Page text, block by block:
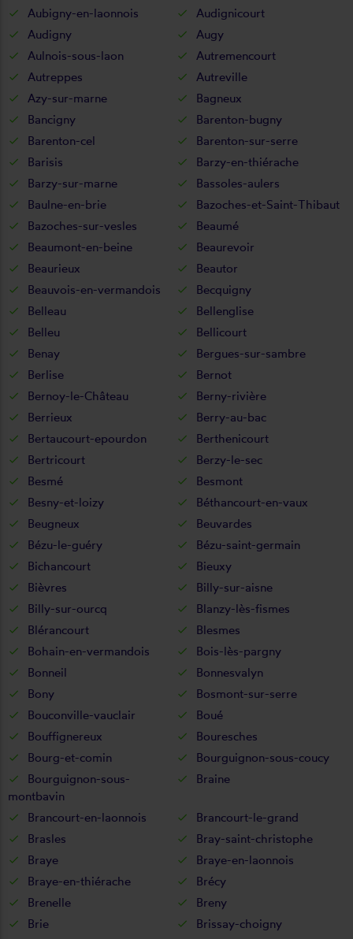
Aubigny-en-laonnois
Audignicourt
Audigny
Augy
Aulnois-sous-laon
Autremencourt
Autreppes
Autreville
Azy-sur-marne
Bagneux
Bancigny
Barenton-bugny
Barenton-cel
Barenton-sur-serre
Barisis
Barzy-en-thiérache
Barzy-sur-marne
Bassoles-aulers
Baulne-en-brie
Bazoches-et-Saint-Thibaut
Bazoches-sur-vesles
Beaumé
Beaumont-en-beine
Beaurevoir
Beaurieux
Beautor
Beauvois-en-vermandois
Becquigny
Belleau
Bellenglise
Belleu
Bellicourt
Benay
Bergues-sur-sambre
Berlise
Bernot
Bernoy-le-Château
Berny-rivière
Berrieux
Berry-au-bac
Bertaucourt-epourdon
Berthenicourt
Bertricourt
Berzy-le-sec
Besmé
Besmont
Besny-et-loizy
Béthancourt-en-vaux
Beugneux
Beuvardes
Bézu-le-guéry
Bézu-saint-germain
Bichancourt
Bieuxy
Bièvres
Billy-sur-aisne
Billy-sur-ourcq
Blanzy-lès-fismes
Blérancourt
Blesmes
Bohain-en-vermandois
Bois-lès-pargny
Bonneil
Bonnesvalyn
Bony
Bosmont-sur-serre
Bouconville-vauclair
Boué
Bouffignereux
Bouresches
Bourg-et-comin
Bourguignon-sous-coucy
Bourguignon-sous-
montbavin
Braine
Brancourt-en-laonnois
Brancourt-le-grand
Brasles
Bray-saint-christophe
Braye
Braye-en-laonnois
Braye-en-thiérache
Brécy
Brenelle
Breny
Brie
Brissay-choigny